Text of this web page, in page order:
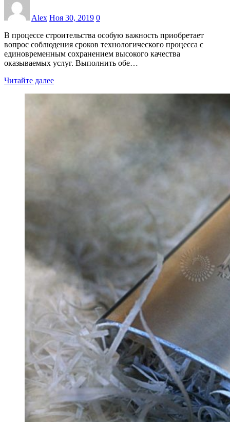
Alex Ноя 30, 2019 0
В процессе строительства особую важность приобретает
вопрос соблюдения сроков технологического процесса с
единовременным сохранением высокого качества
оказываемых услуг. Выполнить обе…
Читайте далее